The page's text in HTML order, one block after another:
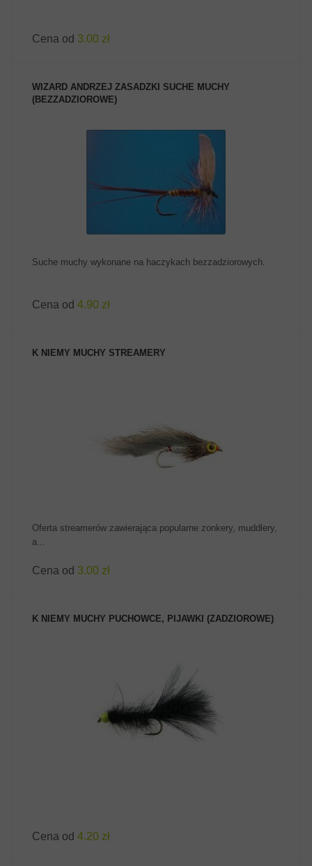
Cena od 3.00 zł
WIZARD ANDRZEJ ZASADZKI SUCHE MUCHY
(BEZZADZIOROWE)
Suche muchy wykonane na haczykach bezzadziorowych.
Cena od 4.90 zł
K NIEMY MUCHY STREAMERY
Oferta streamerów zawierająca popularne zonkery, muddlery,
a...
Cena od 3.00 zł
K NIEMY MUCHY PUCHOWCE, PIJAWKI (ZADZIOROWE)
ZOBACZ PRODUKT
Cena od 4.20 zł